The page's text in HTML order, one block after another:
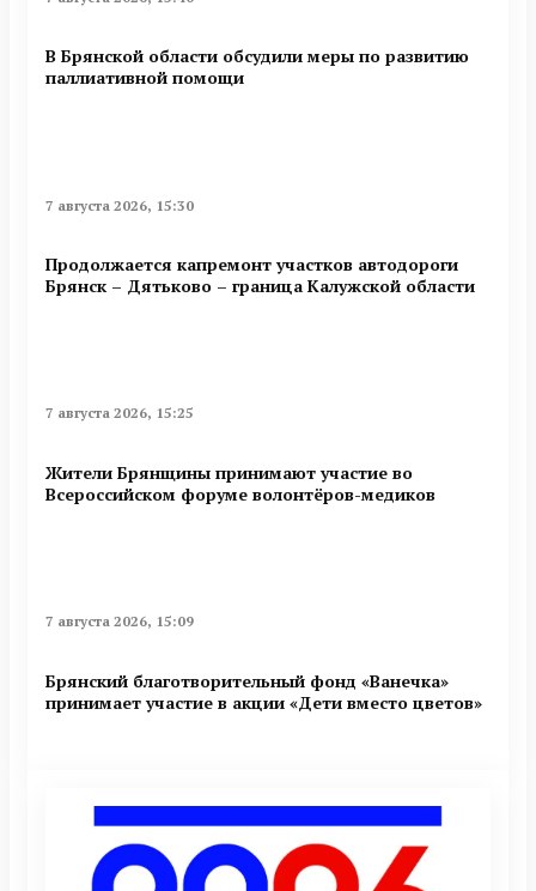
В Брянской области обсудили меры по развитию
паллиативной помощи
7 августа 2026, 15:30
Продолжается капремонт участков автодороги
Брянск – Дятьково – граница Калужской области
7 августа 2026, 15:25
Жители Брянщины принимают участие во
Всероссийском форуме волонтёров-медиков
7 августа 2026, 15:09
Брянский благотворительный фонд «Ванечка»
принимает участие в акции «Дети вместо цветов»